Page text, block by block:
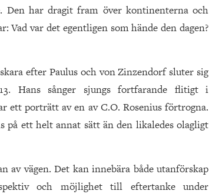
Den har dragit fram över kontinenterna och
var det egentligen som hände den dagen?
efter Paulus och von Zinzendorf sluter sig
Hans sånger sjungs fortfarande flitigt i
ett porträtt av en av C.O. Rosenius förtrogna.
ett helt annat sätt än den likaledes olagligt
av vägen. Det kan innebära både utanförskap
och möjlighet till eftertanke under